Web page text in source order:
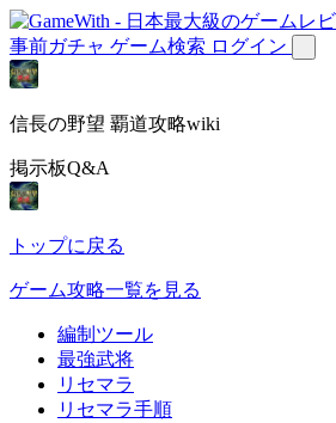
事前ガチャ ゲーム検索 ログイン
信長の野望 覇道攻略wiki
掲示板Q&A
トップに戻る
ゲーム攻略一覧を見る
編制ツール
最強武将
リセマラ
リセマラ手順